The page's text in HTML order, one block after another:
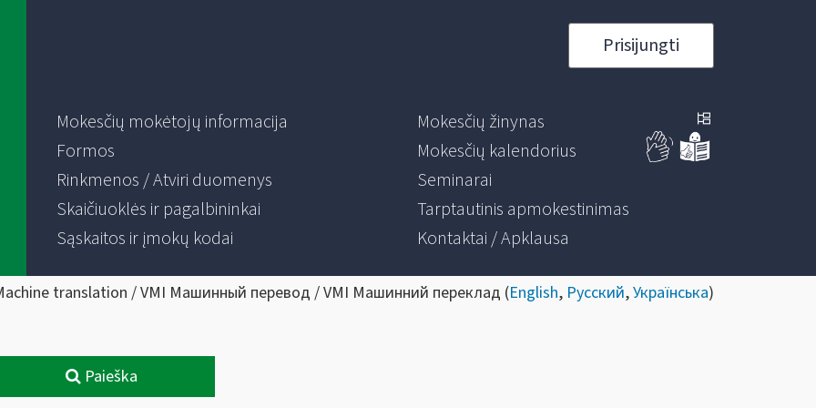
Prisijungti
Mokesčių mokėtojų informacija
Formos
Rinkmenos / Atviri duomenys
Skaičiuoklės ir pagalbininkai
Sąskaitos ir įmokų kodai
Mokesčių žinynas
Mokesčių kalendorius
Seminarai
Tarptautinis apmokestinimas
Kontaktai / Apklausa
translation / VMI Машинный перевод / VMI Машинний переклад (English, Русский,Українська)
Paieška